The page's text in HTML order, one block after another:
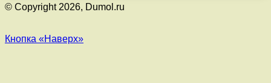
© Copyright 2026, Dumol.ru
Кнопка «Наверх»